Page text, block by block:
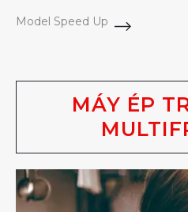
Model Speed Up
MÁY ÉP